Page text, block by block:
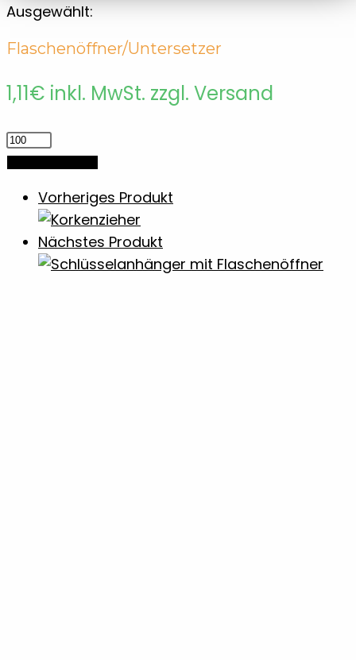
Ausgewählt:
Flaschenöffner/Untersetzer
1,11€ inkl. MwSt. zzgl. Versand
Flaschenöffner/Untersetzer
Menge
Vorheriges Produkt
Nächstes Produkt